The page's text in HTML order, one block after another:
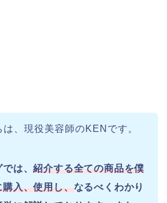
は、現役美容師のKENです。
では、紹介する全ての商品を僕
購入、使用し、なるべくわかり